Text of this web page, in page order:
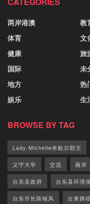
两岸港澳
体育
健康
国际
地方
娱乐
教
文
旅
未
热
生
BROWSE BY TAG
Lady Michelle米歇尔郡主
义守大学 交流 兩岸
台东县政府 台东县环境
台东市长陈铭风 台東媽